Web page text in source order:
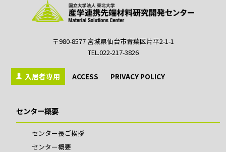
〒980-8577 宮城県仙台市青葉区片平2-1-1
TEL.022-217-3826
入居者専用 ACCESS PRIVACY POLICY
センター概要
センター長ご挨拶
センター概要